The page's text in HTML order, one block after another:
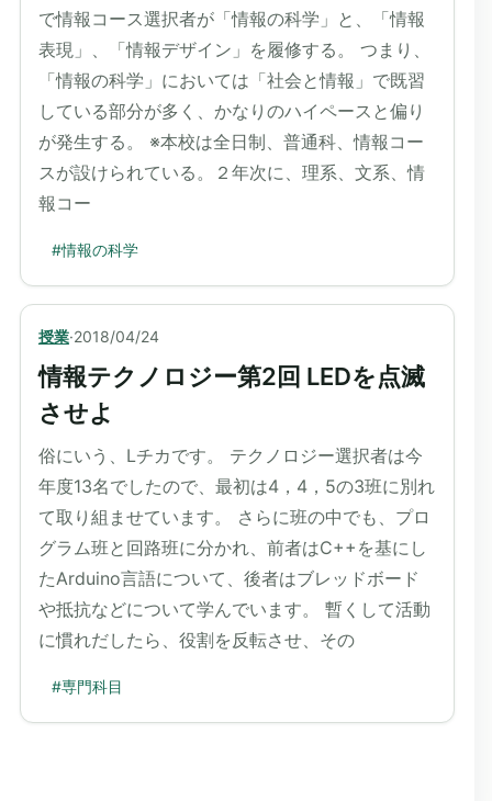
で情報コース選択者が「情報の科学」と、「情報
表現」、「情報デザイン」を履修する。 つまり、
「情報の科学」においては「社会と情報」で既習
している部分が多く、かなりのハイペースと偏り
が発生する。 ※本校は全日制、普通科、情報コー
スが設けられている。２年次に、理系、文系、情
報コー
#情報の科学
授業·2018/04/24
情報テクノロジー第2回 LEDを点滅
させよ
俗にいう、Lチカです。 テクノロジー選択者は今
年度13名でしたので、最初は4，4，5の3班に別れ
て取り組ませています。 さらに班の中でも、プロ
グラム班と回路班に分かれ、前者はC++を基にし
たArduino言語について、後者はブレッドボード
や抵抗などについて学んでいます。 暫くして活動
に慣れだしたら、役割を反転させ、その
#専門科目